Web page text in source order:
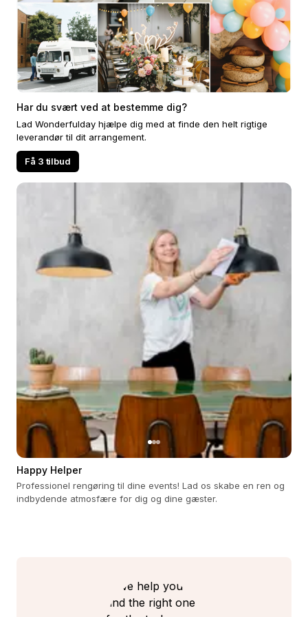
Har du svært ved at bestemme dig?
Lad Wonderfulday hjælpe dig med at finde den helt rigtige
leverandør til dit arrangement.
Få 3 tilbud
Happy Helper
Professionel rengøring til dine events! Lad os skabe en ren og
indbydende atmosfære for dig og dine gæster.